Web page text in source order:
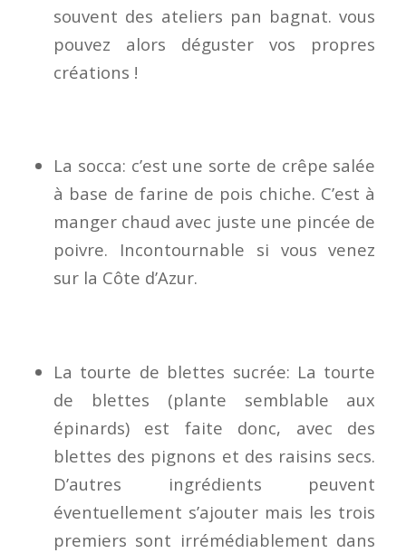
souvent des ateliers pan bagnat. vous
pouvez alors déguster vos propres
créations !
La socca: c’est une sorte de crêpe salée
à base de farine de pois chiche. C’est à
manger chaud avec juste une pincée de
poivre. Incontournable si vous venez
sur la Côte d’Azur.
La tourte de blettes sucrée: La tourte
de blettes (plante semblable aux
épinards) est faite donc, avec des
blettes des pignons et des raisins secs.
D’autres ingrédients peuvent
éventuellement s’ajouter mais les trois
premiers sont irrémédiablement dans